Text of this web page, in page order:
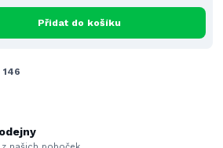
Přidat do košíku
146